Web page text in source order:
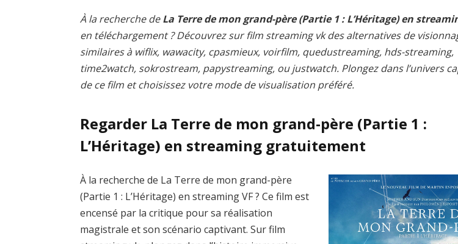
À la recherche deLa Terre de mon grand-père (Partie 1 : L’Héritage) en
en téléchargement ? Découvrez sur film streaming vk des alternatives de
similaires à wiflix, wawacity, cpasmieux, voirfilm, quedustreaming, hds-streaming,
time2watch, sokrostream, papystreaming, ou justwatch. Plongez dans l’univers
de ce film et choisissez votre mode de visualisation préféré.
Regarder La Terre de mon grand-père (Partie 1 :
L’Héritage) en streaming gratuitement
À la recherche de La Terre de mon grand-père
(Partie 1 : L’Héritage) en streaming VF ? Ce film est
encensé par la critique pour sa réalisation
magistrale et son scénario captivant. Sur film